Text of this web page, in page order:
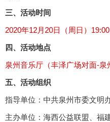
三、活动时间
2020年12月20日（周日）19:00
四、活动地点
泉州音乐厅（丰泽广场对面-泉
五、活动组织
指导单位：中共泉州市委文明
主办单位：海西公益联盟、福